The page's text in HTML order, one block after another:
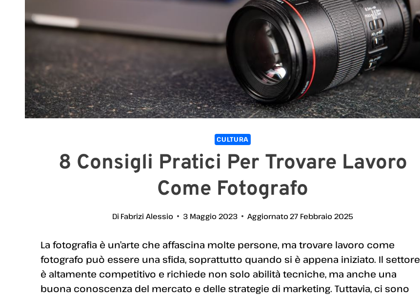
CULTURA
8 Consigli Pratici Per Trovare Lavoro
Come Fotografo
Di Fabrizi Alessio 3 Maggio 2023 Aggiornato27 Febbraio 2025
La fotografia è un’arte che affascina molte persone, ma trovare lavoro come
fotografo può essere una sfida, soprattutto quando si è appena iniziato. Il settore
è altamente competitivo e richiede non solo abilità tecniche, ma anche una
buona conoscenza del mercato e delle strategie di marketing. Tuttavia, ci sono